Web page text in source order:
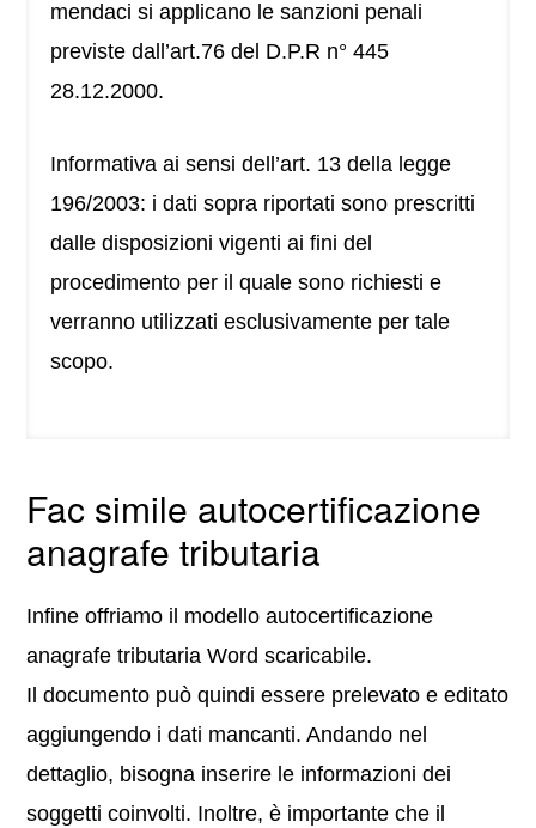
mendaci si applicano le sanzioni penali
previste dall’art.76 del D.P.R n° 445
28.12.2000.
Informativa ai sensi dell’art. 13 della legge
196/2003: i dati sopra riportati sono prescritti
dalle disposizioni vigenti ai fini del
procedimento per il quale sono richiesti e
verranno utilizzati esclusivamente per tale
scopo.
Fac simile autocertificazione
anagrafe tributaria
Infine offriamo il modello autocertificazione
anagrafe tributaria Word scaricabile.
Il documento può quindi essere prelevato e editato
aggiungendo i dati mancanti. Andando nel
dettaglio, bisogna inserire le informazioni dei
soggetti coinvolti. Inoltre, è importante che il